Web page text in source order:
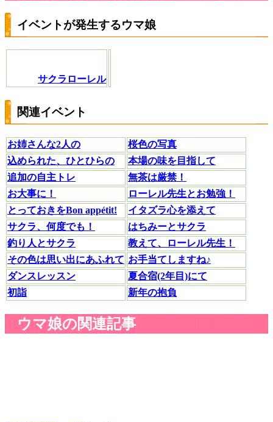
イベントが発生するウマ娘
サクラローレル
関連イベント
お姉さんな2人の
桜色の写真
込められた、ひとひらの
本場の味を目指して
追加の自主トレ
無茶は厳禁！
お大事に！
ローレル先生とお勉強！
とっておきをBon appétit!
イタズラ心を添えて
サクラ、何度でも！
はちみーとサクラ
釣り人とサクラ
教えて、ローレル先生！
その色は思い出にあふれて お手当てしますね♪
ダンスレッスン
夏合宿(2年目)にて
初詣
新年の抱負
ウマ娘の関連記事